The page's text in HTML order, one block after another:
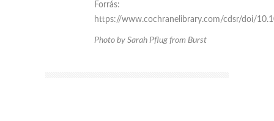
Forrás:
https://www.cochranelibrary.com/cdsr/doi/
Photo by Sarah Pflug from Burst